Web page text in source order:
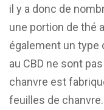
il y a donc de
une portion de thé
également un type
au CBD ne sont
chanvre est
feuilles de chanvre.